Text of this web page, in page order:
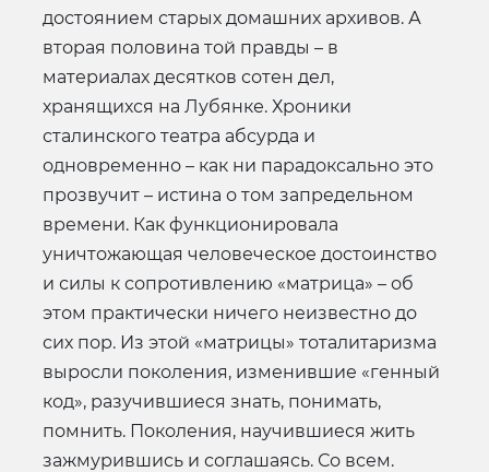
достоянием старых домашних архивов. А
вторая половина той правды – в
материалах десятков сотен дел,
хранящихся на Лубянке. Хроники
сталинского театра абсурда и
одновременно – как ни парадоксально это
прозвучит – истина о том запредельном
времени. Как функционировала
уничтожающая человеческое достоинство
и силы к сопротивлению «матрица» – об
этом практически ничего неизвестно до
сих пор. Из этой «матрицы» тоталитаризма
выросли поколения, изменившие «генный
код», разучившиеся знать, понимать,
помнить. Поколения, научившиеся жить
зажмурившись и соглашаясь. Со всем.